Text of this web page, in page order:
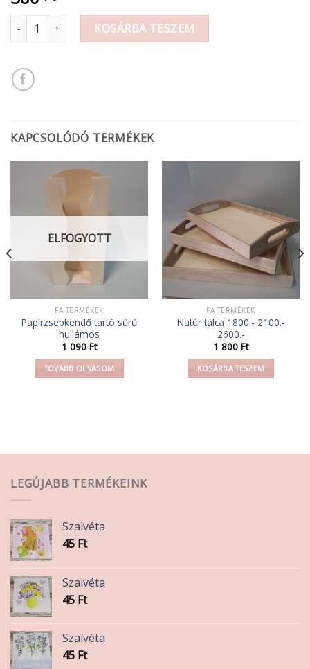
Fa figura Advent 15cm 380.- mennyiség
KOSÁRBA TESZEM
KAPCSOLÓDÓ TERMÉKEK
ELFOGYOTT
FA TERMÉKEK
Papírzsebkendő tartó sűrű
hullámos
1 090 Ft
TOVÁBB OLVASOM
FA TERMÉKEK
Natúr tálca 1800.- 2100.-
2600.-
1 800 Ft
KOSÁRBA TESZEM
LEGÚJABB TERMÉKEINK
Szalvéta
45 Ft
Szalvéta
45 Ft
Szalvéta
45 Ft